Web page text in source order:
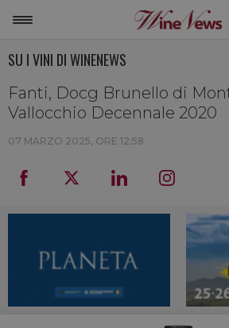
MONDO
NON SOLO VINO
LA CANTINA DI
DICONO DI NOI
WINENEWS TV
SU I VINI DI WINENEWS
Fanti, Docg Brunello di
Vallocchio Decennale 2020
07 MARZO 2025, ORE 12:58